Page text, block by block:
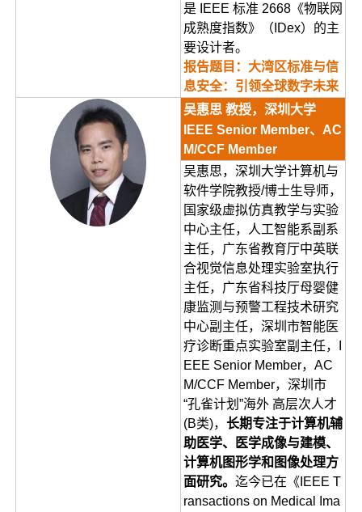
是 IEEE 标准 2668《物联网
成熟度指数》（IDex）的主
要设计者。
报告题目：大湾区标准与信
息安全：引领全球数字未来
吴惠思 教授，深圳大学
IEEE Senior Member、AC
M/CCF Member
吴惠思，深圳大学计算机与
软件学院教授/博士生导师，
国家级虚拟仿真教学与实验
中心主任，人工智能系副系
主任，广东省教育厅中英联
合视觉信息处理实验室执行
主任，广东省科技厅母婴健
康监测与预警工程技术研究
中心副主任，深圳市智能医
疗诊断重点实验室副主任，I
EEE Senior Member，AC
M/CCF Member，深圳市
“孔雀计划”海外 高层次人才
(B类)，长期专注于计算机辅
助医学、医学成像与建模、
计算机图形学和图像处理方
面研究。迄今已在《IEEE T
ransactions on Medical Ima